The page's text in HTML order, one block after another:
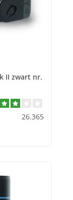
II zwart nr.
26.365